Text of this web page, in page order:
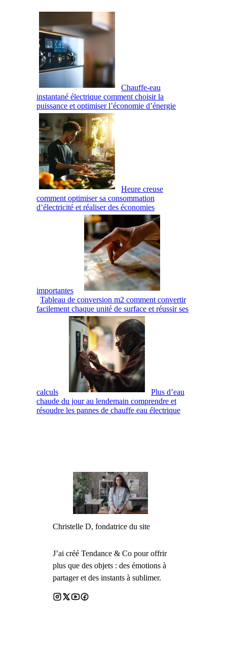
Chauffe-eau
instantané électrique comment choisir la
puissance et optimiser l’économie d’énergie
Heure creuse
comment optimiser sa consommation
d’électricité et réaliser des économies
importantes
Tableau de conversion m2 comment convertir
facilement chaque unité de surface et réussir ses
calculs
Plus d’eau
chaude du jour au lendemain comprendre et
résoudre les pannes de chauffe eau électrique
Christelle D, fondatrice du site
J’ai créé Tendance & Co pour offrir
plus que des objets : des émotions à
partager et des instants à sublimer.